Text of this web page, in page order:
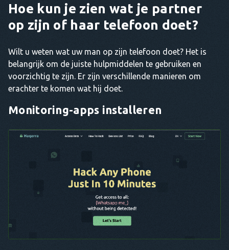
Hoe kun je zien wat je partner
op zijn of haar telefoon doet?
Wilt u weten wat uw man op zijn telefoon doet? Het is
belangrijk om de juiste hulpmiddelen te gebruiken en
voorzichtig te zijn. Er zijn verschillende manieren om
erachter te komen wat hij doet.
Monitoring-apps installeren